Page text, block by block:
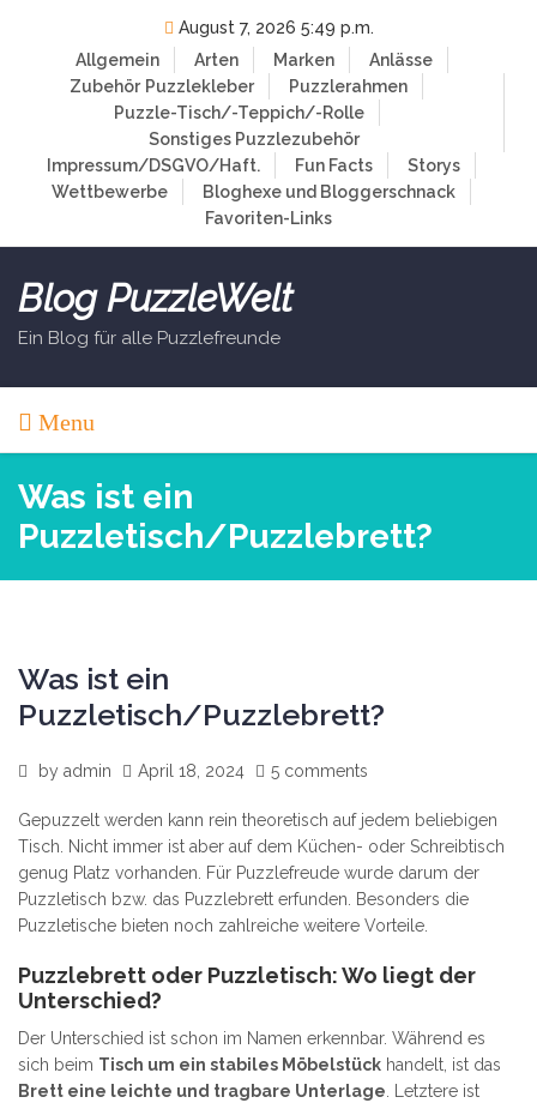
August 7, 2026 5:49 p.m.
Allgemein
Arten Marken
Anlässe
Zubehör Puzzlekleber
Puzzlerahmen
Puzzle-Tisch/-Teppich/-Rolle
Sonstiges Puzzlezubehör
Impressum/DSGVO/Haft.
Fun Facts
Storys
Wettbewerbe
Bloghexe und Bloggerschnack
Favoriten-Links
Blog PuzzleWelt
Ein Blog für alle Puzzlefreunde
Menu
Was ist ein
Puzzletisch/Puzzlebrett?
Was ist ein
Puzzletisch/Puzzlebrett?
by admin April 18, 2024 5 comments
Gepuzzelt werden kann rein theoretisch auf jedem beliebigen
Tisch. Nicht immer ist aber auf dem Küchen- oder Schreibtisch
genug Platz vorhanden. Für Puzzlefreude wurde darum der
Puzzletisch bzw. das Puzzlebrett erfunden. Besonders die
Puzzletische bieten noch zahlreiche weitere Vorteile.
Puzzlebrett oder Puzzletisch: Wo liegt der
Unterschied?
Der Unterschied ist schon im Namen erkennbar. Während es
sich beim Tisch um ein stabiles Möbelstück handelt, ist das
Brett eine leichte und tragbare Unterlage . Letztere ist